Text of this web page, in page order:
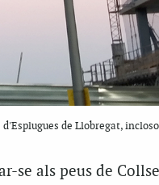
de Llobregat,
se als peus de